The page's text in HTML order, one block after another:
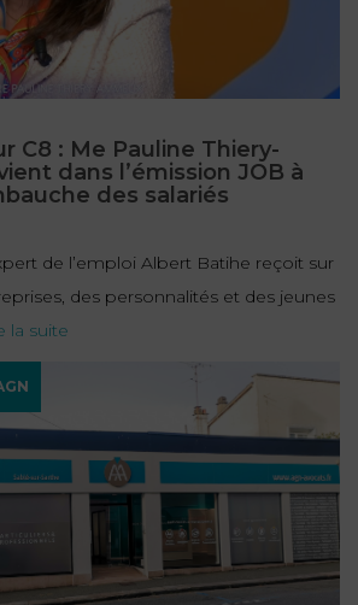
C8 : Me Pauline Thiery-
dans l’émission JOB à
des salariés
de l’emploi Albert Batihe reçoit sur
des personnalités et des jeunes
la suite